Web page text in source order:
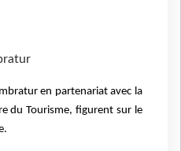
en partenariat avec la
du Tourisme, figurent sur le